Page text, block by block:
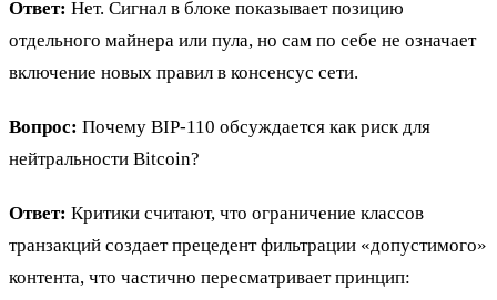
Ответ: Нет. Сигнал в блоке показывает позицию
отдельного майнера или пула, но сам по себе не означает
включение новых правил в консенсус сети.
Вопрос: Почему BIP-110 обсуждается как риск для
нейтральности Bitcoin?
Ответ: Критики считают, что ограничение классов
транзакций создает прецедент фильтрации «допустимого»
контента, что частично пересматривает принцип: